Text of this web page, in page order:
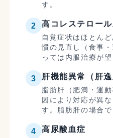
す。
2 高コレステロー
自覚症状はほとん
慣の見直し（食事
っては内服治療が
3 肝機能異常（肝逸
脂肪肝（肥満・運
因により対応が異
す。脂肪肝の場合
4 高尿酸血症